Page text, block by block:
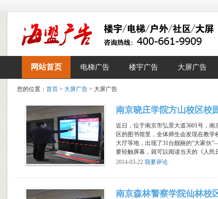
网站首页 电梯广告 楼宇广告 大屏广告
您的位置： 首页 > 大屏广告 > 大屏广告
南京晓庄学院方山校区校
近日，位于南京市弘景大道3601号，
区的图书馆里，全体师生会发现在教
大厅等地，出现了31台靓丽的“大家伙
要轻触屏幕，就可以阅读当天的《人民
2014-03-22 我要评论
南京森林警察学院仙林校